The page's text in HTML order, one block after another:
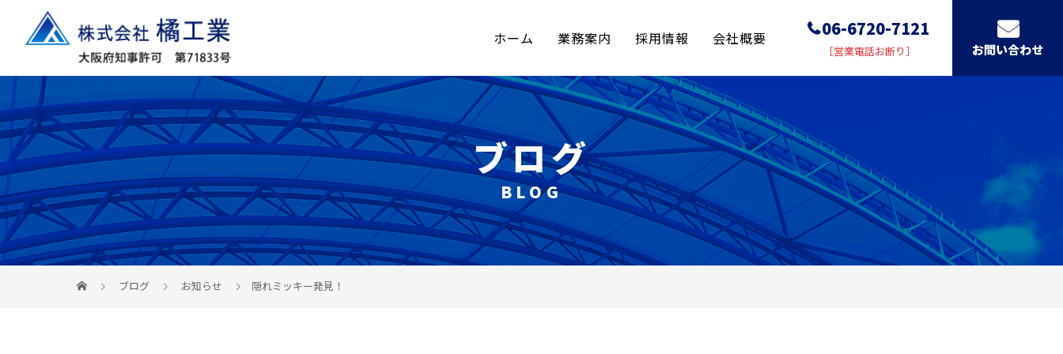
ホーム 業務案内 採用情報 会社概要 06-6720-7121
［営業電話お断り］ お問い合わせ
ブログ
BLOG
ブログ お知らせ 隠れミッキー発見！